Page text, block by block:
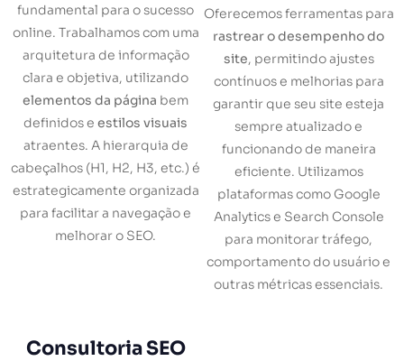
fundamental para o sucesso
online. Trabalhamos com uma
arquitetura de informação
clara e objetiva, utilizando
elementos da página bem
definidos e estilos visuais
atraentes. A hierarquia de
cabeçalhos (H1, H2, H3, etc.) é
estrategicamente organizada
para facilitar a navegação e
melhorar o SEO.
Oferecemos ferramentas para
rastrear o desempenho do
site, permitindo ajustes
contínuos e melhorias para
garantir que seu site esteja
sempre atualizado e
funcionando de maneira
eficiente. Utilizamos
plataformas como Google
Analytics e Search Console
para monitorar tráfego,
comportamento do usuário e
outras métricas essenciais.
Consultoria SEO